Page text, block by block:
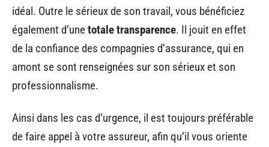
idéal. Outre le sérieux de son travail, vous bénéficiez
également d’unetotale transparence. Il jouit en effet
de la confiance des compagnies d’assurance, qui en
amont se sont renseignées sur son sérieux et son
professionnalisme.
Ainsi dans les cas d’urgence, il est toujours préférable
de faire appel à votre assureur, afin qu’il vous oriente